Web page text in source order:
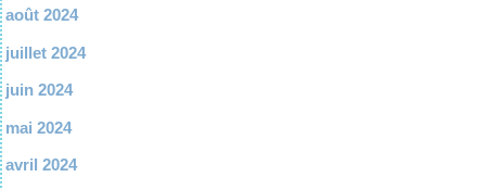
août 2024
juillet 2024
juin 2024
mai 2024
avril 2024